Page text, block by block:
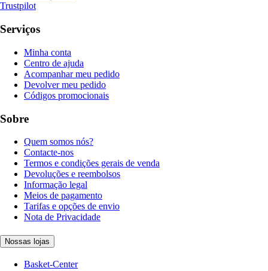
Trustpilot
Serviços
Minha conta
Centro de ajuda
Acompanhar meu pedido
Devolver meu pedido
Códigos promocionais
Sobre
Quem somos nós?
Contacte-nos
Termos e condições gerais de venda
Devoluções e reembolsos
Informação legal
Meios de pagamento
Tarifas e opções de envio
Nota de Privacidade
Nossas lojas
Basket-Center